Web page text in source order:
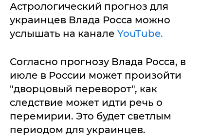
Астрологический прогноз для
украинцев Влада Росса можно
услышать на канале YouTube.
Согласно прогнозу Влада Росса, в
июле в России может произойти
"дворцовый переворот", как
следствие может идти речь о
перемирии. Это будет светлым
периодом для украинцев.